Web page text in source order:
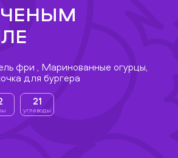
фри , Маринованные огурцы,
для бургера
21
углеводы